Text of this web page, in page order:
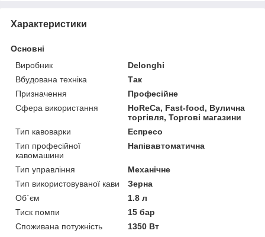
Характеристики
Основні
Виробник
Delonghi
Вбудована техніка
Так
Призначення
Професійне
Сфера використання
HoReCa, Fast-food, Вулична
торгівля, Торгові магазини
Тип кавоварки
Еспресо
Тип професійної
кавомашини
Напівавтоматична
Тип управління
Механічне
Тип використовуваної кави
Зерна
Об`єм
1.8 л
Тиск помпи
15 бар
Споживана потужність
1350 Вт